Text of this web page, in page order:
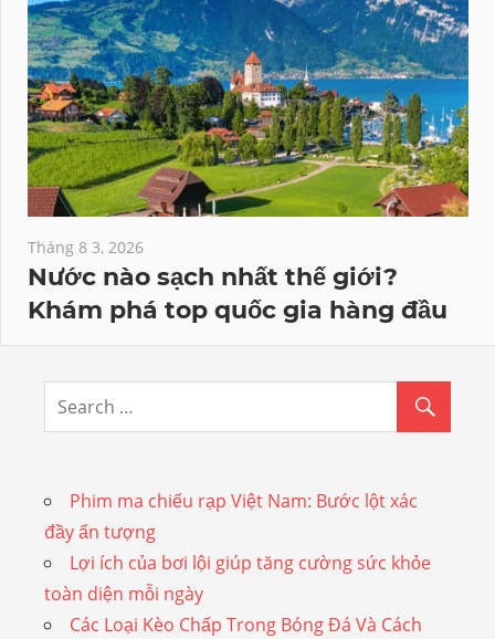
Tháng 8 3, 2026
Nước nào sạch nhất thế giới?
Khám phá top quốc gia hàng đầu
Phim ma chiếu rạp Việt Nam: Bước lột xác
đầy ấn tượng
Lợi ích của bơi lội giúp tăng cường sức khỏe
toàn diện mỗi ngày
Các Loại Kèo Chấp Trong Bóng Đá Và Cách